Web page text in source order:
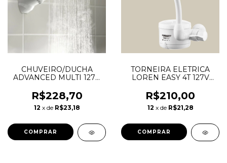
CHUVEIRO/DUCHA
ADVANCED MULTI 127V
R$228,70
12 x de R$23,18
TORNEIRA ELETRICA
LOREN EASY 4T 127V
R$210,00
12 x de R$21,28